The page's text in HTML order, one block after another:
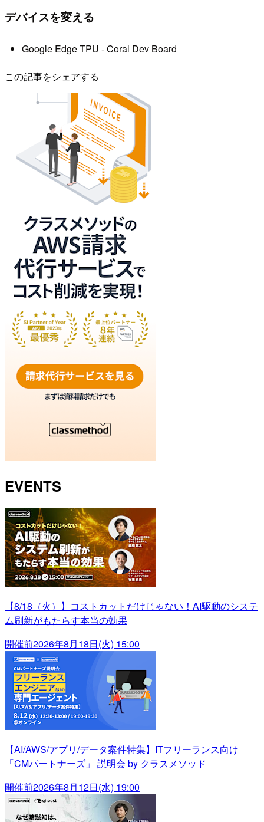
デバイスを変える
Google Edge TPU - Coral Dev Board
この記事をシェアする
EVENTS
【8/18（火）】コストカットだけじゃない！AI駆動のシステ
ム刷新がもたらす本当の効果
開催前2026年8月18日(火) 15:00
【AI/AWS/アプリ/データ案件特集】ITフリーランス向け
「CMパートナーズ」 説明会 by クラスメソッド
開催前2026年8月12日(水) 19:00